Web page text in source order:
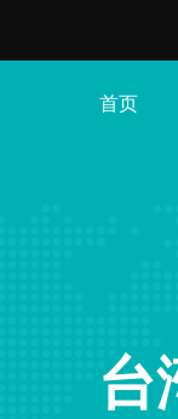
首页
台